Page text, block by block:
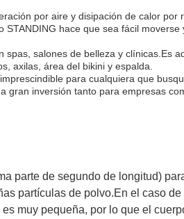
por aire y disipación de calor por
hace que sea fácil moverse
salones de belleza y clínicas.Es
axilas, área del bikini y espalda.
para cualquiera que
gran inversión tanto para empresas
parte de segundo de longitud)
partículas de polvo.En el caso
muy pequeña, por lo que el